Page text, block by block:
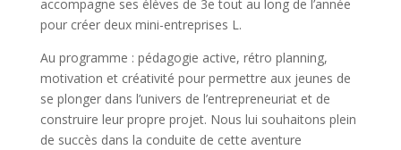
accompagne ses élèves de 3e tout au long de l’année
pour créer deux mini-entreprises L.
Au programme : pédagogie active, rétro planning,
motivation et créativité pour permettre aux jeunes de
se plonger dans l’univers de l’entrepreneuriat et de
construire leur propre projet. Nous lui souhaitons plein
de succès dans la conduite de cette aventure